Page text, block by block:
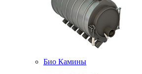
Био Камины